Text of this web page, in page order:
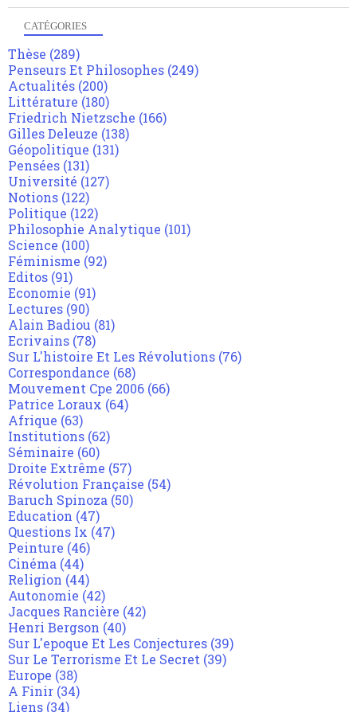
CATÉGORIES
Thèse (289)
Penseurs Et Philosophes (249)
Actualités (200)
Littérature (180)
Friedrich Nietzsche (166)
Gilles Deleuze (138)
Géopolitique (131)
Pensées (131)
Université (127)
Notions (122)
Politique (122)
Philosophie Analytique (101)
Science (100)
Féminisme (92)
Editos (91)
Economie (91)
Lectures (90)
Alain Badiou (81)
Ecrivains (78)
Sur L'histoire Et Les Révolutions (76)
Correspondance (68)
Mouvement Cpe 2006 (66)
Patrice Loraux (64)
Afrique (63)
Institutions (62)
Séminaire (60)
Droite Extrême (57)
Révolution Française (54)
Baruch Spinoza (50)
Education (47)
Questions Ix (47)
Peinture (46)
Cinéma (44)
Religion (44)
Autonomie (42)
Jacques Rancière (42)
Henri Bergson (40)
Sur L'epoque Et Les Conjectures (39)
Sur Le Terrorisme Et Le Secret (39)
Europe (38)
A Finir (34)
Liens (34)